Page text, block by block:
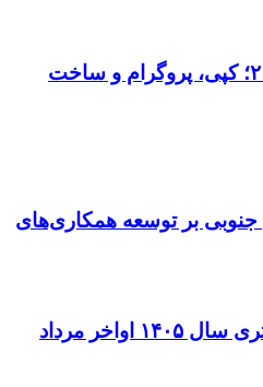
ساخت سوئیچ پژو ۲۰۷؛ کپی، پروگرام و ساخت
جنوبی بر توسعه همکاری‌های
نتایج نهایی آزمون دکتری سال ۱۴۰۵ اواخر مرداد